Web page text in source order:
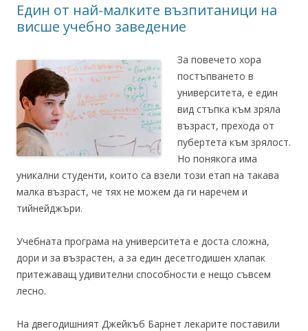
Един от най-малките възпитаници на
висше учебно заведение
За повечето хора
постъпването в
университета, е един
вид стъпка към зряла
възраст, прехода от
пубертета към зрялост.
Но понякога има
уникални студенти, които са взели този етап на такава
малка възраст, че тях не можем да ги наречем и
тийнейджъри.
Учебната програма на университета е доста сложна,
дори и за възрастен, а за един десетгодишен хлапак
притежаващ удивителни способности е нещо съвсем
лесно.
На двегодишният Джейкъб Барнет лекарите поставили